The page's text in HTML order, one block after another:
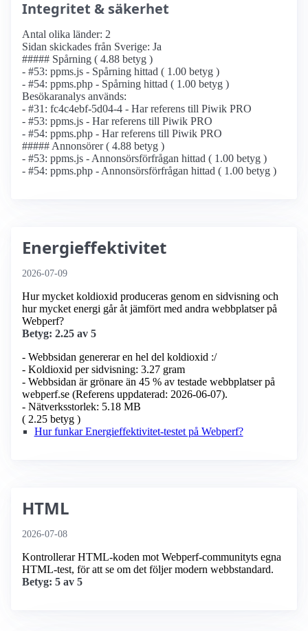
Integritet & säkerhet
Antal olika länder: 2
Sidan skickades från Sverige: Ja
##### Spårning ( 4.88 betyg )
- #53: ppms.js - Spårning hittad ( 1.00 betyg )
- #54: ppms.php - Spårning hittad ( 1.00 betyg )
Besökaranalys används:
- #31: fc4c4ebf-5d04-4 - Har referens till Piwik PRO
- #53: ppms.js - Har referens till Piwik PRO
- #54: ppms.php - Har referens till Piwik PRO
##### Annonsörer ( 4.88 betyg )
- #53: ppms.js - Annonsörs­förfrågan hittad ( 1.00 betyg )
- #54: ppms.php - Annonsörs­förfrågan hittad ( 1.00 betyg )
Energieffektivitet
2026-07-09
Hur mycket koldioxid produceras genom en sidvisning och
hur mycket energi går åt jämfört med andra webbplatser på
Webperf?
Betyg: 2.25 av 5
- Webbsidan genererar en hel del koldioxid :/
- Koldioxid per sidvisning: 3.27 gram
- Webbsidan är grönare än 45 % av testade webbplatser på
webperf.se (Referens uppdaterad: 2026-06-07).
- Nätverksstorlek: 5.18 MB
( 2.25 betyg )
Hur funkar Energieffektivitet-testet på Webperf?
HTML
2026-07-08
Kontrollerar HTML-koden mot Webperf-communityts egna
HTML-test, för att se om det följer modern webbstandard.
Betyg: 5 av 5